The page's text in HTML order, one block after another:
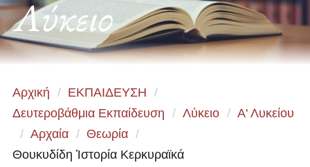
Λύκειο
Αρχική / ΕΚΠΑΙΔΕΥΣΗ /
Δευτεροβάθμια Εκπαίδευση / Λύκειο / Α' Λυκείου
/ Αρχαία / Θεωρία /
Θουκυδίδη Ἱστορία Κερκυραϊκά